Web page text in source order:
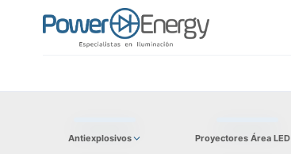
Antiexplosivos Proyectores Área LED